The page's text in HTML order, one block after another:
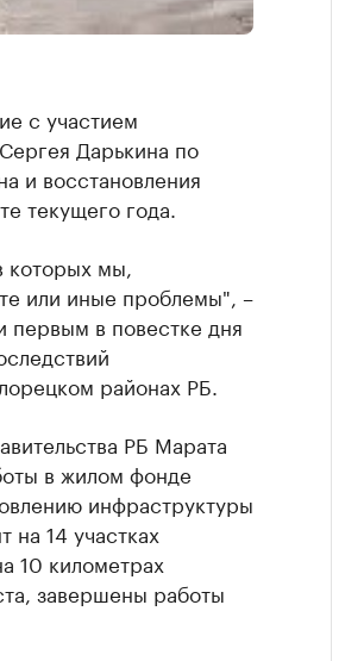
с участием
Дарькина по
и восстановления
текущего года.
которых мы,
или иные проблемы", –
первым в повестке дня
районах РБ.
РБ Марата
в жилом фонде
инфраструктуры
14 участках
10 километрах
завершены работы